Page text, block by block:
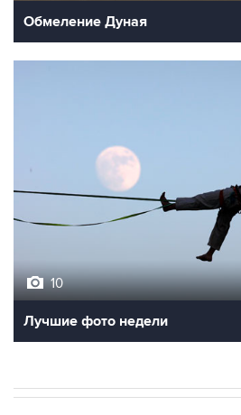
Лучшие фото недели